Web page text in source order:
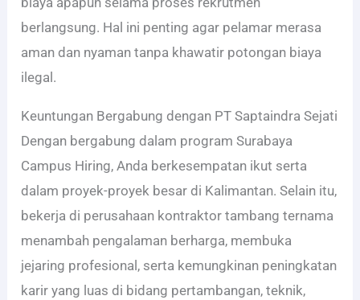
berlangsung. Hal ini penting agar pelamar merasa
aman dan nyaman tanpa khawatir potongan biaya
ilegal.
Keuntungan Bergabung dengan PT Saptaindra Sejati
Dengan bergabung dalam program Surabaya
Campus Hiring, Anda berkesempatan ikut serta
dalam proyek-proyek besar di Kalimantan. Selain itu,
bekerja di perusahaan kontraktor tambang ternama
menambah pengalaman berharga, membuka
jejaring profesional, serta kemungkinan peningkatan
karir yang luas di bidang pertambangan, teknik,